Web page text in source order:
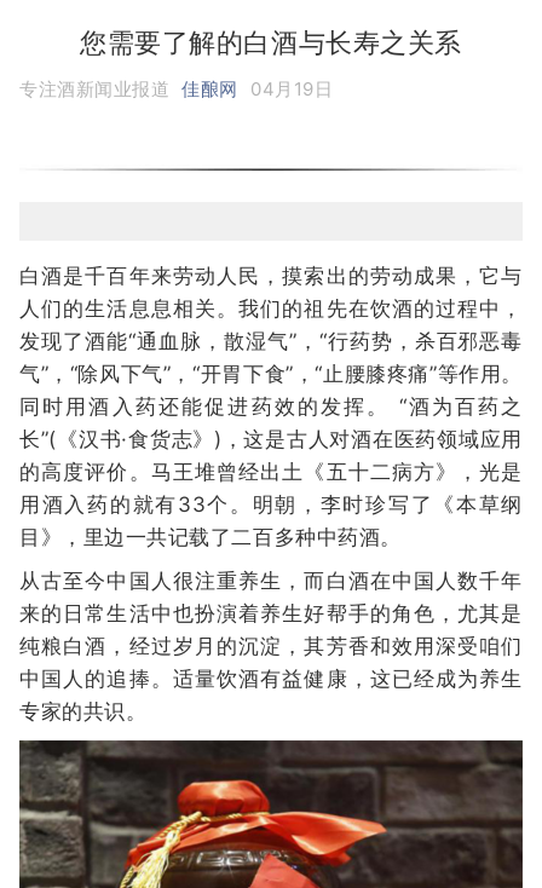
您需要了解的白酒与长寿之关系
专注酒新闻业报道 佳酿网 04月19日
白酒是千百年来劳动人民，摸索出的劳动成果，它与
人们的生活息息相关。我们的祖先在饮酒的过程中，
发现了酒能“通血脉，散湿气”，“行药势，杀百邪恶毒
气”，“除风下气”，“开胃下食”，“止腰膝疼痛”等作用。
同时用酒入药还能促进药效的发挥。 “酒为百药之
长”(《汉书·食货志》)，这是古人对酒在医药领域应用
的高度评价。马王堆曾经出土《五十二病方》，光是
用酒入药的就有33个。明朝，李时珍写了《本草纲
目》，里边一共记载了二百多种中药酒。
从古至今中国人很注重养生，而白酒在中国人数千年
来的日常生活中也扮演着养生好帮手的角色，尤其是
纯粮白酒，经过岁月的沉淀，其芳香和效用深受咱们
中国人的追捧。适量饮酒有益健康，这已经成为养生
专家的共识。